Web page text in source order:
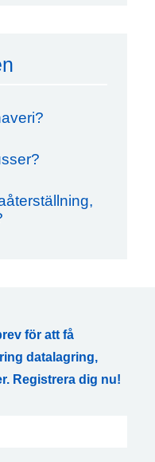
för att få
datalagring,
Registrera dig nu!